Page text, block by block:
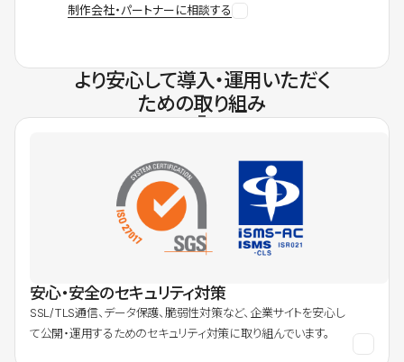
制作会社・パートナーに相談する
より安心して導入・運用いただく
ための取り組み
安心・安全のセキュリティ対策
SSL/TLS通信、データ保護、脆弱性対策など、企業サイトを安心し
て公開・運用するためのセキュリティ対策に取り組んでいます。